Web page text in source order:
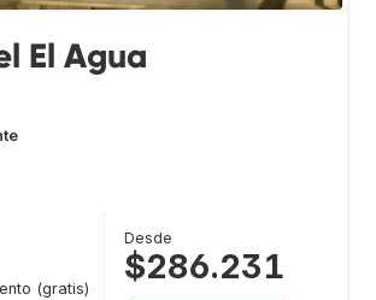
El Agua
(gratis)
Desde
$286.231